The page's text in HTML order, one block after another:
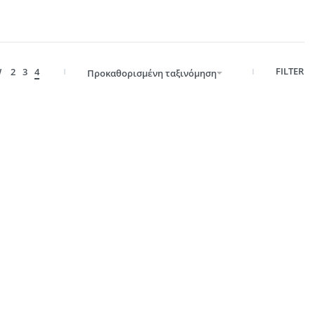
2 3 4 Προκαθορισμένη ταξινόμηση FILTER